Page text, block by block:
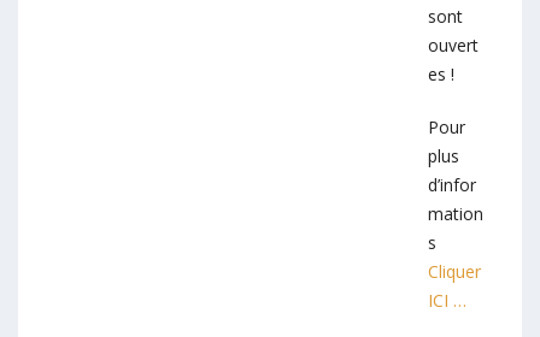
sont
ouvert
es !
Pour
plus
d’infor
mation
s
Cliquer
ICI …